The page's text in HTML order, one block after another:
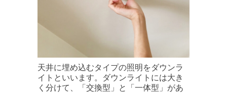
天井に埋め込むタイプの照明をダウンラ
イトといいます。ダウンライトには大き
く分けて、「交換型」と「一体型」があ